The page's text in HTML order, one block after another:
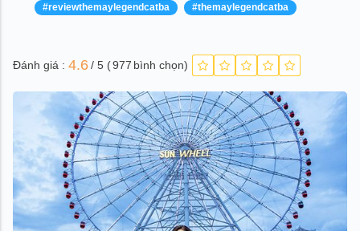
#reviewthemaylegendcatba #themaylegendcatba
Đánh giá : 4.6/ 5 (977 bình chọn)